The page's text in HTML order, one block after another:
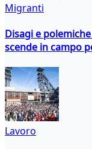
Migranti
Disagi e
scende in campo
Lavoro